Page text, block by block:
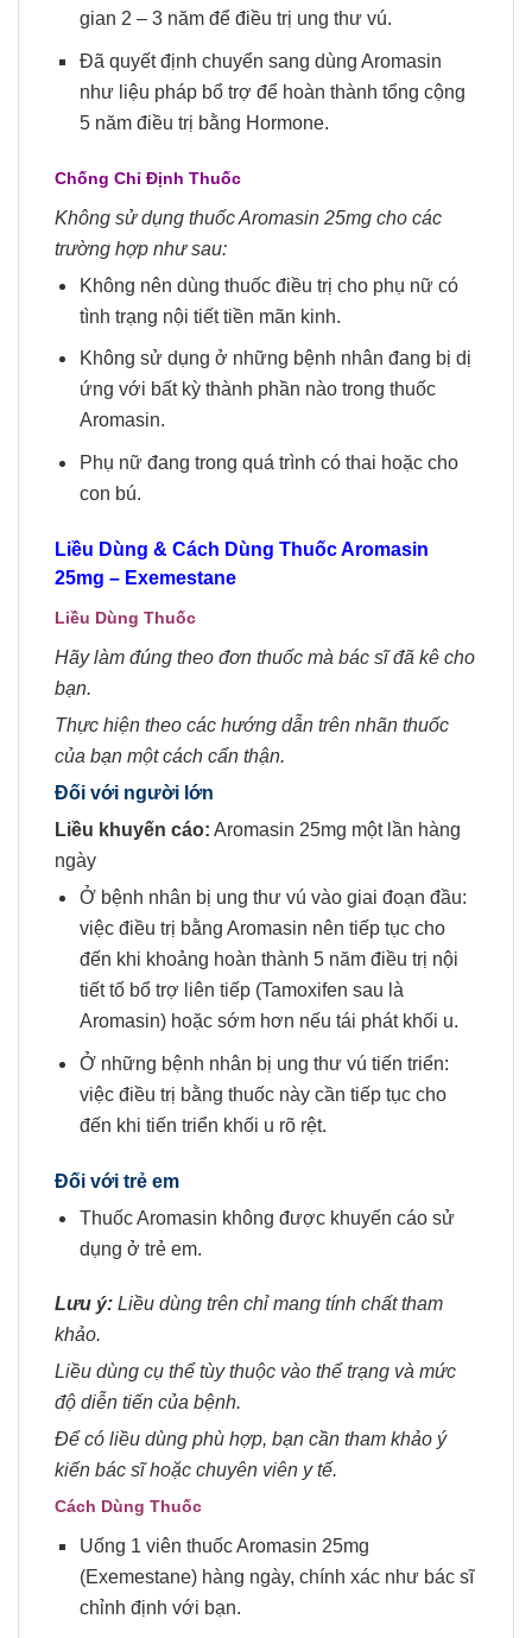
gian 2 – 3 năm để điều trị ung thư vú.
Đã quyết định chuyển sang dùng Aromasin
như liệu pháp bổ trợ để hoàn thành tổng cộng
5 năm điều trị bằng Hormone.
Chống Chỉ Định Thuốc
Không sử dụng thuốc Aromasin 25mg cho các
trường hợp như sau:
Không nên dùng thuốc điều trị cho phụ nữ có
tình trạng nội tiết tiền mãn kinh.
Không sử dụng ở những bệnh nhân đang bị dị
ứng với bất kỳ thành phần nào trong thuốc
Aromasin.
Phụ nữ đang trong quá trình có thai hoặc cho
con bú.
Liều Dùng & Cách Dùng Thuốc Aromasin
25mg – Exemestane
Liều Dùng Thuốc
Hãy làm đúng theo đơn thuốc mà bác sĩ đã kê cho
bạn.
Thực hiện theo các hướng dẫn trên nhãn thuốc
của bạn một cách cẩn thận.
Đối với người lớn
Liều khuyến cáo: Aromasin 25mg một lần hàng
ngày
Ở bệnh nhân bị ung thư vú vào giai đoạn đầu:
việc điều trị bằng Aromasin nên tiếp tục cho
đến khi khoảng hoàn thành 5 năm điều trị nội
tiết tố bổ trợ liên tiếp (Tamoxifen sau là
Aromasin) hoặc sớm hơn nếu tái phát khối u.
Ở những bệnh nhân bị ung thư vú tiến triển:
việc điều trị bằng thuốc này cần tiếp tục cho
đến khi tiến triển khối u rõ rệt.
Đối với trẻ em
Thuốc Aromasin không được khuyến cáo sử
dụng ở trẻ em.
Lưu ý: Liều dùng trên chỉ mang tính chất tham
khảo.
Liều dùng cụ thể tùy thuộc vào thể trạng và mức
độ diễn tiến của bệnh.
Để có liều dùng phù hợp, bạn cần tham khảo ý
kiến bác sĩ hoặc chuyên viên y tế.
Cách Dùng Thuốc
Uống 1 viên thuốc Aromasin 25mg
(Exemestane) hàng ngày, chính xác như bác sĩ
chỉnh định với bạn.